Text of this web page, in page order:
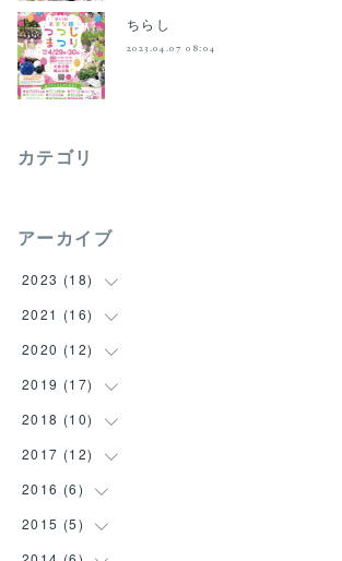
ちらし
2023.04.07 08:04
カテゴリ
アーカイブ
2023 (18)
( 18
2021 (16)
( 1)
( 2)
( 1)
( 4)
(4
(1
(3
2020 (12)
( 1)
( 3)
( 1)
(2
(3
(2
2019 (17)
( 4)
( 3)
(3
(1
(3
2018 (10)
( 1)
(1
(1
(2
2017 (12)
(1
(2
(1
2016 (6)
(2
(1
2015 (5)